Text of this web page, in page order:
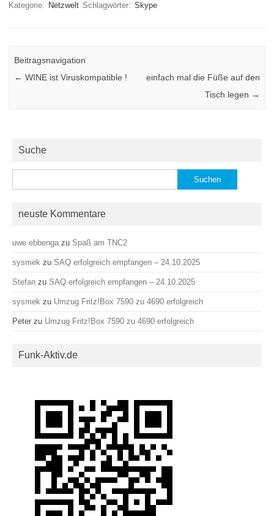
Kategorie: Netzwelt Schlagwörter: Skype
Beitragsnavigation
← WINE ist Viruskompatible !
einfach mal die Füße auf den
Tisch legen →
Suche
nach:
neuste Kommentare
uwe ebbenga zu Spaß am TNC2
sysmek zu SAQ erfolgreich empfangen – 24.10.2025
Stefan zu SAQ erfolgreich empfangen – 24.10.2025
sysmek zu Umzug Fritz!Box 7590 zu 4690 erfolgreich
Peter zu Umzug Fritz!Box 7590 zu 4690 erfolgreich
Funk-Aktiv.de